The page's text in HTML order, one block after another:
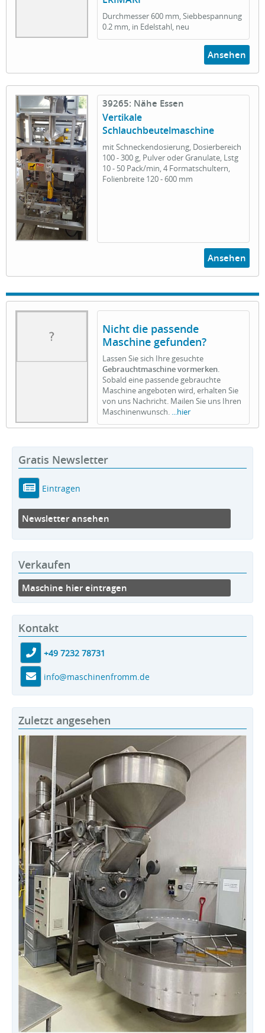
Durchmesser 600 mm, Siebbespannung
0.2 mm, in Edelstahl, neu
Ansehen
39265: Nähe Essen
Vertikale
Schlauchbeutelmaschine
mit Schneckendosierung, Dosierbereich
100 - 300 g, Pulver oder Granulate, Lstg
10 - 50 Pack/min, 4 Formatschultern,
Folienbreite 120 - 600 mm
Ansehen
Nicht die passende
Maschine gefunden?
Lassen Sie sich Ihre gesuchte
Gebrauchtmaschine vormerken.
Sobald eine passende gebrauchte
Maschine angeboten wird, erhalten Sie
von uns Nachricht. Mailen Sie uns Ihren
Maschinenwunsch. ...hier
Gratis Newsletter
Eintragen
Newsletter ansehen
Verkaufen
Maschine hier eintragen
Kontakt
+49 7232 78731
info@maschinenfromm.de
Zuletzt angesehen